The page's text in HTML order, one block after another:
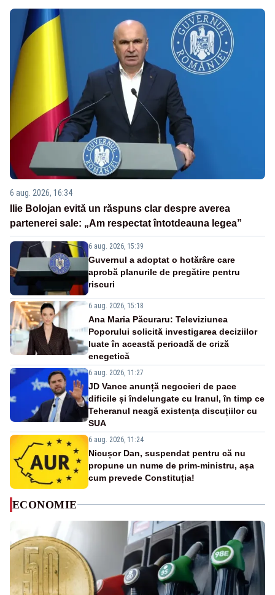
6 aug. 2026, 16:34
Ilie Bolojan evită un răspuns clar despre averea
partenerei sale: „Am respectat întotdeauna legea”
6 aug. 2026, 15:39
Guvernul a adoptat o hotărâre care
aprobă planurile de pregătire pentru
riscuri
6 aug. 2026, 15:18
Ana Maria Păcuraru: Televiziunea
Poporului solicită investigarea deciziilor
luate în această perioadă de criză
enegetică
6 aug. 2026, 11:27
JD Vance anunță negocieri de pace
dificile și îndelungate cu Iranul, în timp ce
Teheranul neagă existența discuțiilor cu
SUA
6 aug. 2026, 11:24
Nicușor Dan, suspendat pentru că nu
propune un nume de prim-ministru, așa
cum prevede Constituția!
ECONOMIE